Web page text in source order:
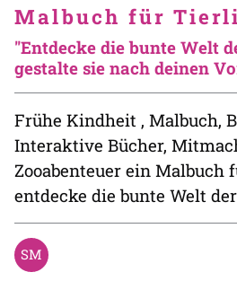
Malbuch für
"Entdecke die bunte Welt
gestalte sie nach deinen
Frühe Kindheit , Malbuch,
Interaktive Bücher,
Zooabenteuer ein Malbuch
entdecke die bunte Welt